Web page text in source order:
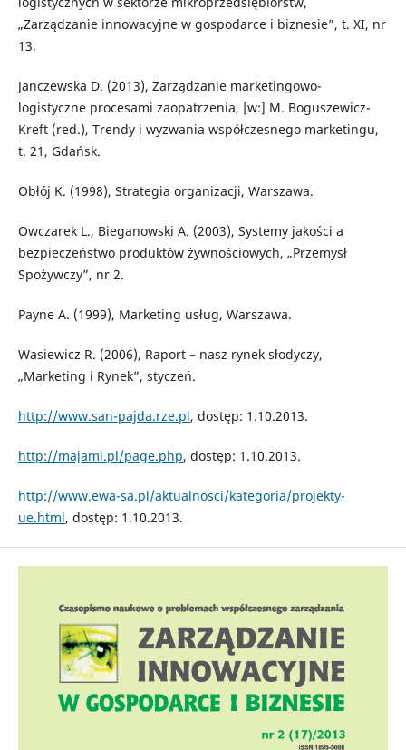
„Zarządzanie innowacyjne w gospodarce i biznesie”, t. XI, nr
13.
Janczewska D. (2013), Zarządzanie marketingowo-
logistyczne procesami zaopatrzenia, [w:] M. Boguszewicz-
Kreft (red.), Trendy i wyzwania współczesnego marketingu,
t. 21, Gdańsk.
Obłój K. (1998), Strategia organizacji, Warszawa.
Owczarek L., Bieganowski A. (2003), Systemy jakości a
bezpieczeństwo produktów żywnościowych, „Przemysł
Spożywczy”, nr 2.
Payne A. (1999), Marketing usług, Warszawa.
Wasiewicz R. (2006), Raport – nasz rynek słodyczy,
„Marketing i Rynek”, styczeń.
http://www.san-pajda.rze.pl, dostęp: 1.10.2013.
http://majami.pl/page.php, dostęp: 1.10.2013.
http://www.ewa-sa.pl/aktualnosci/kategoria/projekty-
ue.html, dostęp: 1.10.2013.